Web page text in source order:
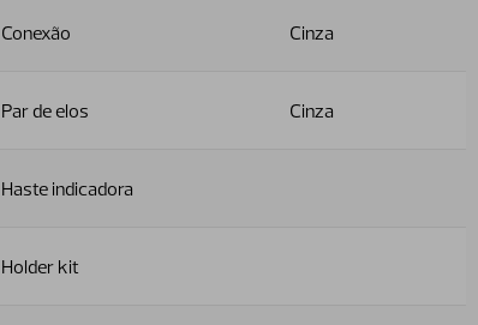
Conexão Cinza
Par de elos Cinza
Haste indicadora
Holder kit